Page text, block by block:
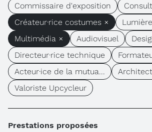
Commissaire d'exposition
Créateur·rice costumes ×
Lumière
Multimédia ×
Audiovisuel
Directeur·rice technique
Acteur·ice de la mutua...
Valoriste Upcycleur
Prestations proposées